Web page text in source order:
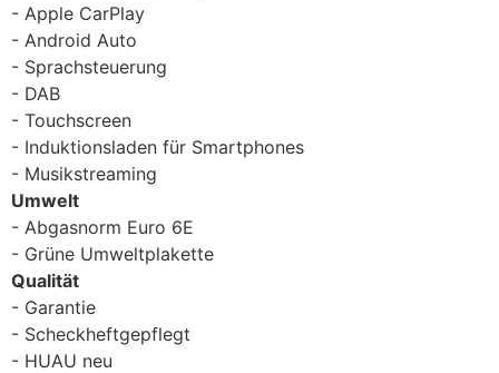
Apple CarPlay
Android Auto
Sprachsteuerung
DAB
Touchscreen
Induktionsladen für Smartphones
Musikstreaming
Umwelt
Abgasnorm Euro 6E
Grüne Umweltplakette
Qualität
Garantie
Scheckheftgepflegt
HUAU neu